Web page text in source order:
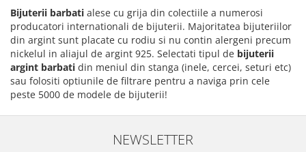
Bijuterii barbati alese cu grija din colectiile a numerosi
producatori internationali de bijuterii. Majoritatea bijuteriilor
din argint sunt placate cu rodiu si nu contin alergeni precum
nickelul in aliajul de argint 925. Selectati tipul de bijuterii
argint barbati din meniul din stanga (inele, cercei, seturi etc)
sau folositi optiunile de filtrare pentru a naviga prin cele
peste 5000 de modele de bijuterii!
NEWSLETTER